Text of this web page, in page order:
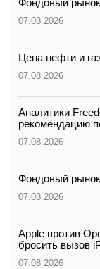
07.08.2026
Цена нефти и
07.08.2026
Аналитики
рекомендацию
07.08.2026
Фондовый
07.08.2026
Apple против
бросить вызов
07.08.2026